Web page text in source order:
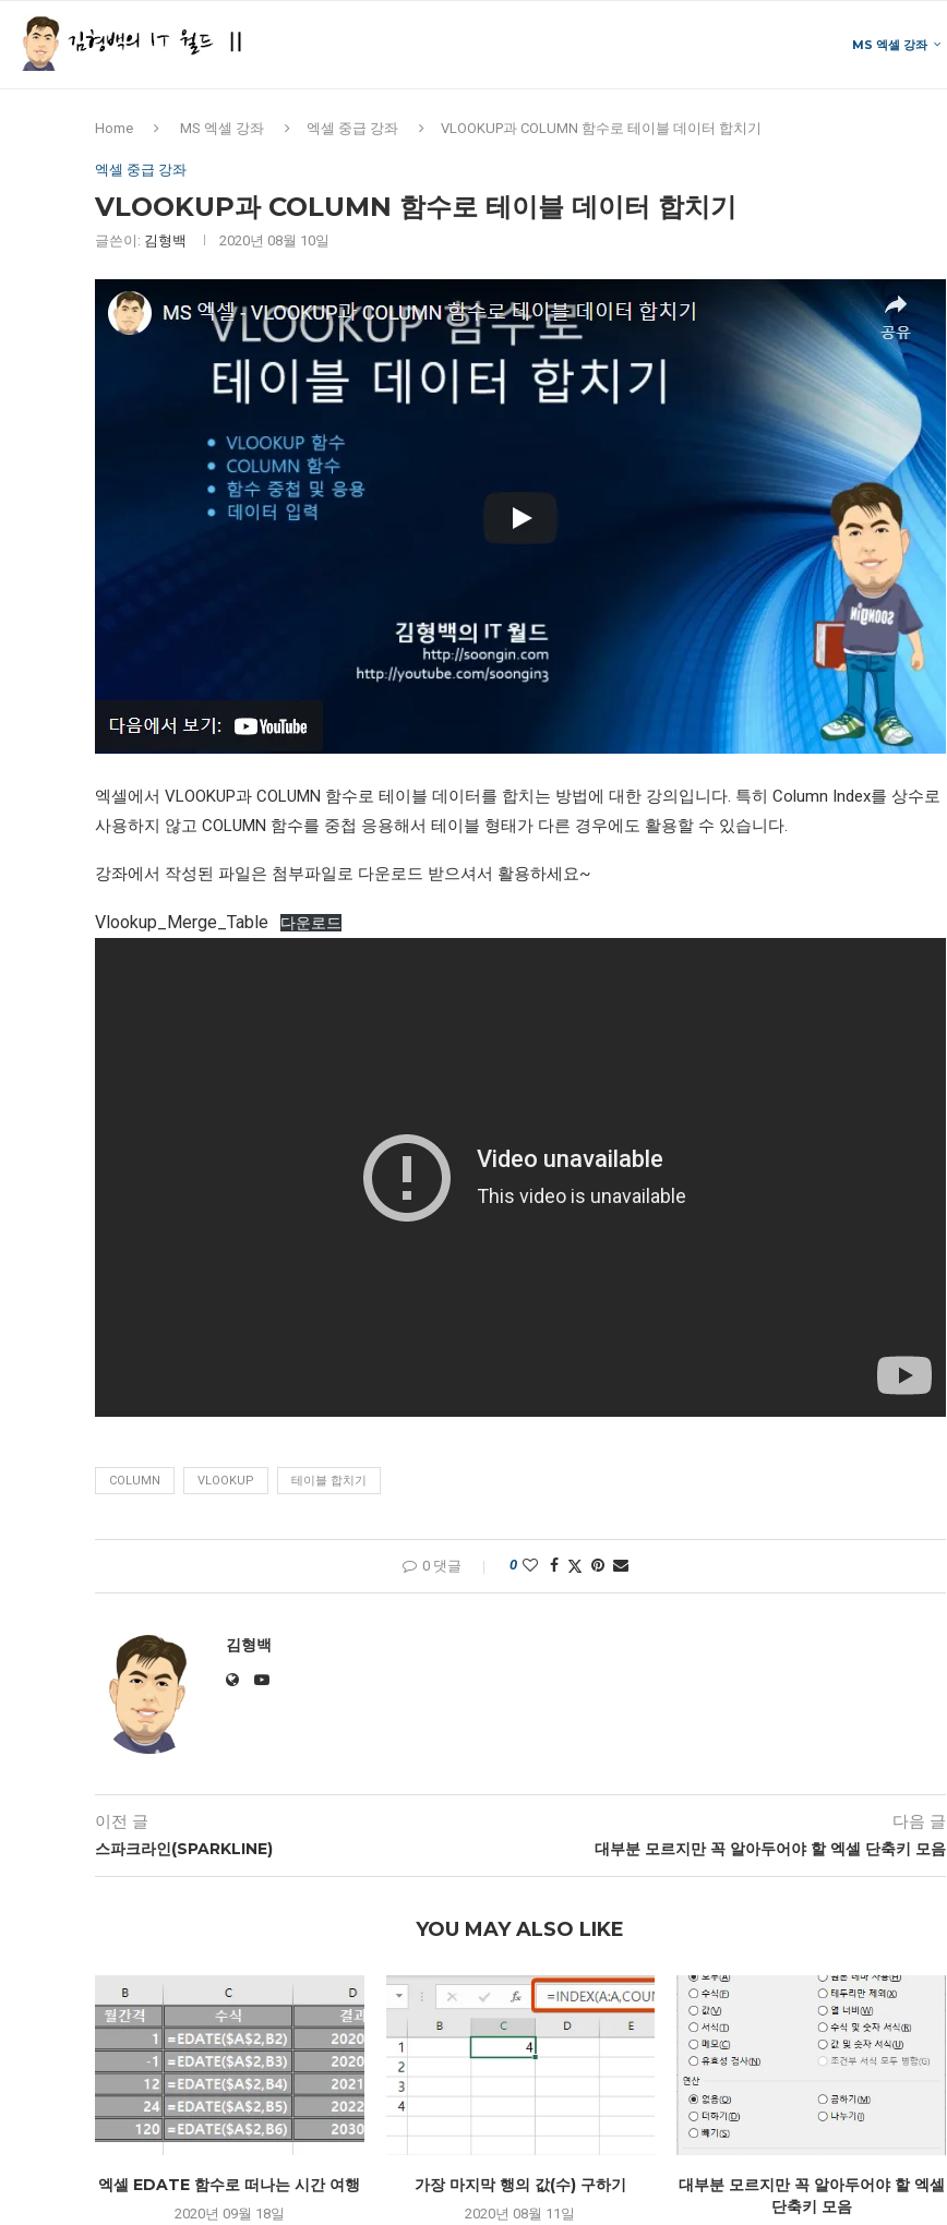
MS 엑셀 강좌
Home MS 엑셀 강좌 엑셀 중급 강좌 VLOOKUP과 COLUMN 함수로 테이블 데이터 합치기
엑셀 중급 강좌
VLOOKUP과 COLUMN 함수로 테이블 데이터 합치기
글쓴이: 김형백 2020년 08월 10일
엑셀에서 VLOOKUP과 COLUMN 함수로 테이블 데이터를 합치는 방법에 대한 강의입니다. 특히 Column Index를 상수로
사용하지 않고 COLUMN 함수를 중첩 응용해서 테이블 형태가 다른 경우에도 활용할 수 있습니다.
강좌에서 작성된 파일은 첨부파일로 다운로드 받으셔서 활용하세요~
Vlookup_Merge_Table 다운로드
COLUMN VLOOKUP 테이블 합치기
0 댓글 0
김형백
이전 글
스파크라인(SPARKLINE)
다음 글
대부분 모르지만 꼭 알아두어야 할 엑셀 단축키 모음
YOU MAY ALSO LIKE
엑셀 EDATE 함수로 떠나는 시간 여행
2020년 09월 18일
가장 마지막 행의 값(수) 구하기
2020년 08월 11일
대부분 모르지만 꼭 알아두어야 할 엑셀
단축키 모음